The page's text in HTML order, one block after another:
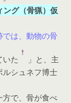
ング（骨猟）仮
では、動物の骨
いた
」と、主
シュネフ博士
方で、骨が食べ